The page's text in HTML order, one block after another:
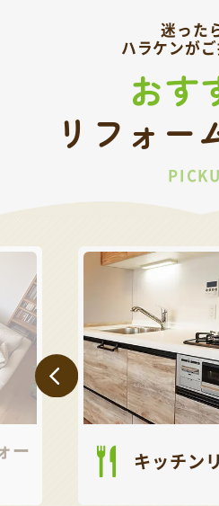
迷った
ハラケンが
おす
リフォー
ー キッチン